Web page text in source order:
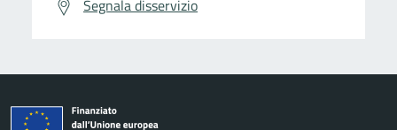
Segnala disservizio